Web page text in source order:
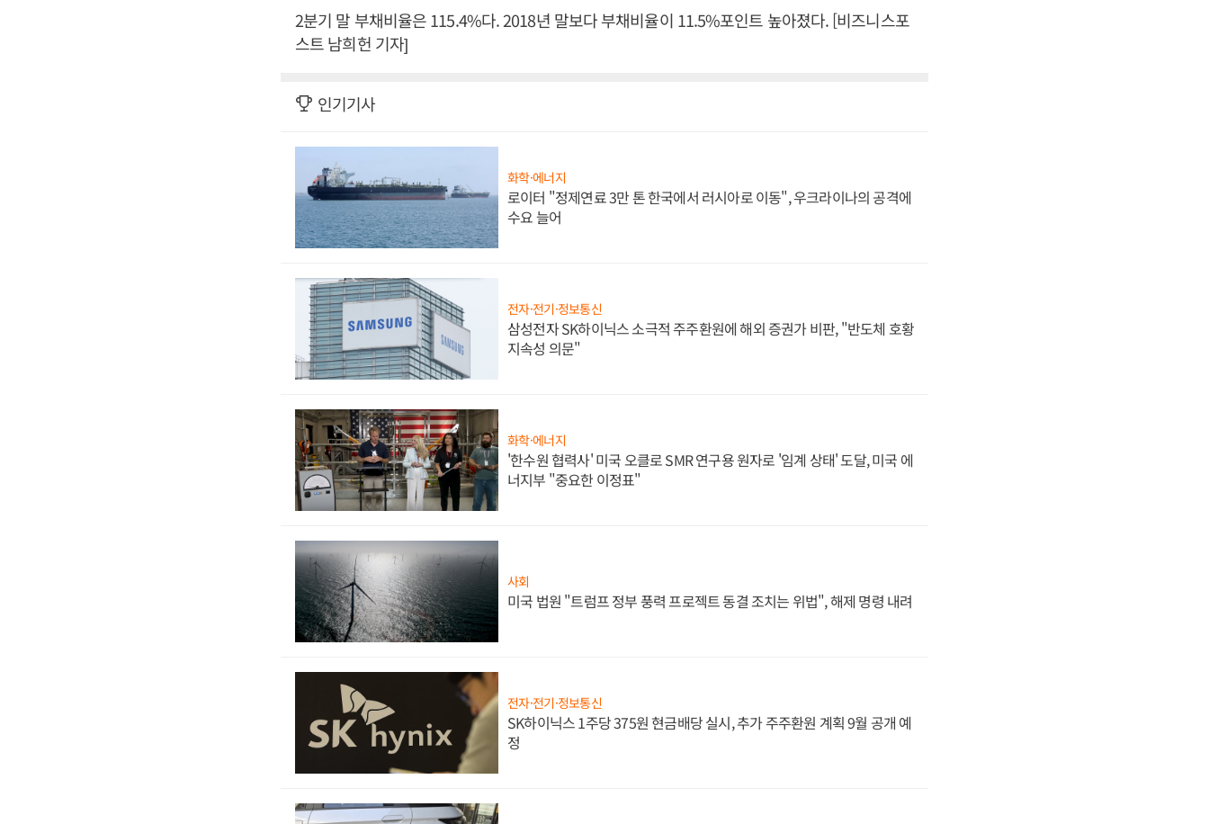
2분기 말 부채비율은 115.4%다. 2018년 말보다 부채비율이 11.5%포인트 높아졌다. [비즈니스포
스트 남희헌 기자]
인기기사
화학·에너지
로이터 "정제연료 3만 톤 한국에서 러시아로 이동", 우크라이나의 공격에
수요 늘어
전자·전기·정보통신
삼성전자 SK하이닉스 소극적 주주환원에 해외 증권가 비판, "반도체 호황
지속성 의문"
화학·에너지
'한수원 협력사' 미국 오클로 SMR 연구용 원자로 '임계 상태' 도달, 미국 에
너지부 "중요한 이정표"
사회
미국 법원 "트럼프 정부 풍력 프로젝트 동결 조치는 위법", 해제 명령 내려
전자·전기·정보통신
SK하이닉스 1주당 375원 현금배당 실시, 추가 주주환원 계획 9월 공개 예
정